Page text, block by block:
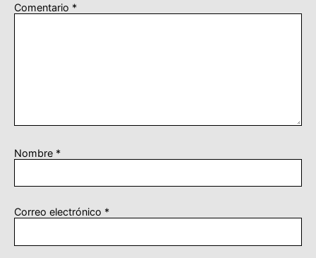
Comentario *
Nombre *
Correo electrónico *